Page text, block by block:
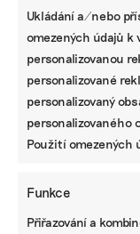
Ukládání a/nebo
omezených údajů k
personalizovanou
personalizované
personalizovaný
personalizovaného
Použití omezených
Funkce
Přiřazování a